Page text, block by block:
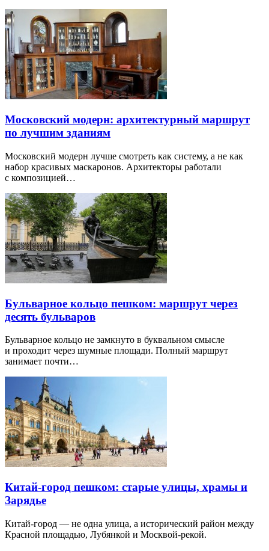
Московский модерн: архитектурный маршрут
по лучшим зданиям
Московский модерн лучше смотреть как систему, а не как
набор красивых маскаронов. Архитекторы работали
с композицией…
Бульварное кольцо пешком: маршрут через
десять бульваров
Бульварное кольцо не замкнуто в буквальном смысле
и проходит через шумные площади. Полный маршрут
занимает почти…
Китай-город пешком: старые улицы, храмы и
Зарядье
Китай-город — не одна улица, а исторический район между
Красной площадью, Лубянкой и Москвой-рекой.